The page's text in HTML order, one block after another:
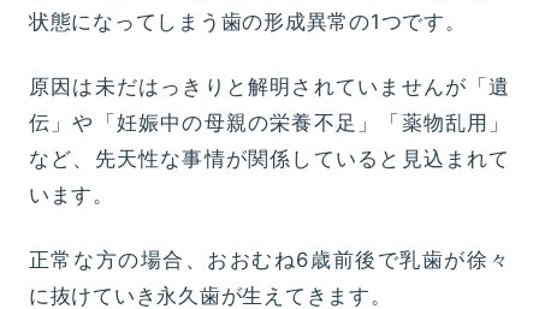
状態になってしまう歯の形成異常の1つです。
原因は未だはっきりと解明されていませんが「遺
伝」や「妊娠中の母親の栄養不足」「薬物乱用」
など、先天性な事情が関係していると見込まれて
います。
正常な方の場合、おおむね6歳前後で乳歯が徐々
に抜けていき永久歯が生えてきます。